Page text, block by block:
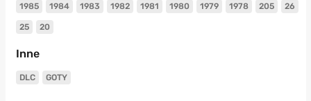
1985 1984 1983 1982 1981 1980 1979 1978 205 26
25 20
Inne
DLC GOTY